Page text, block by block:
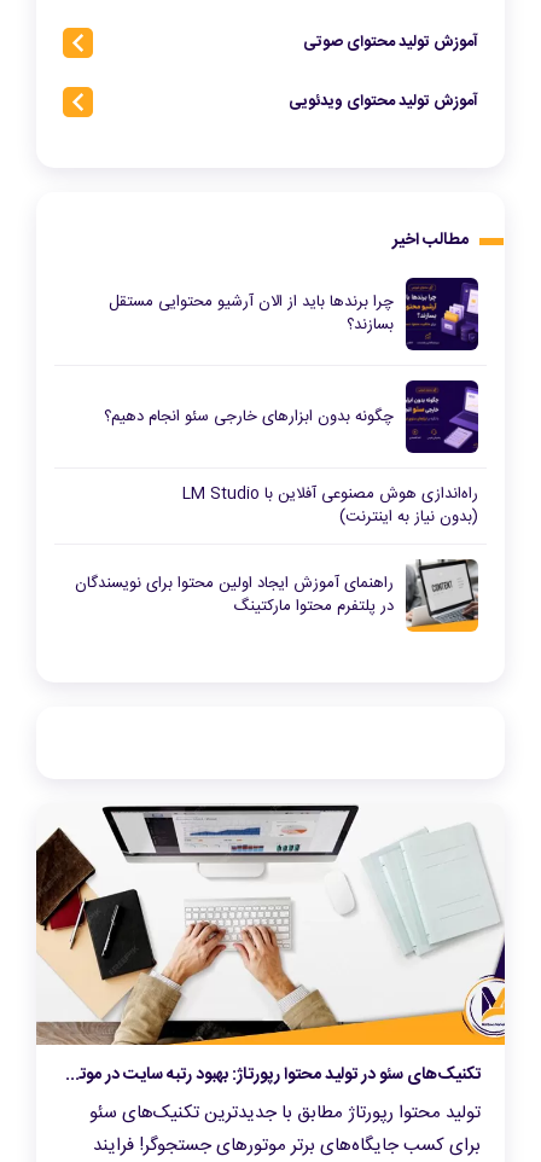
آموزش تولید محتوای صوتی
آموزش تولید محتوای ویدئویی
مطالب اخیر
چرا برندها باید از الان آرشیو محتوایی مستقل
بسازند؟
چگونه بدون ابزارهای خارجی سئو انجام دهیم؟
راه‌اندازی هوش مصنوعی آفلاین با LM Studio
(بدون نیاز به اینترنت)
راهنمای آموزش ایجاد اولین محتوا برای نویسندگان
در پلتفرم محتوا مارکتینگ
تکنیک‌های سئو در تولید محتوا رپورتاژ: بهبود رتبه سایت در موتورهای جستجو
تولید محتوا رپورتاژ مطابق با جدیدترین تکنیک‌های سئو
برای کسب جایگاه‌های برتر موتورهای جستجوگر! فرایند